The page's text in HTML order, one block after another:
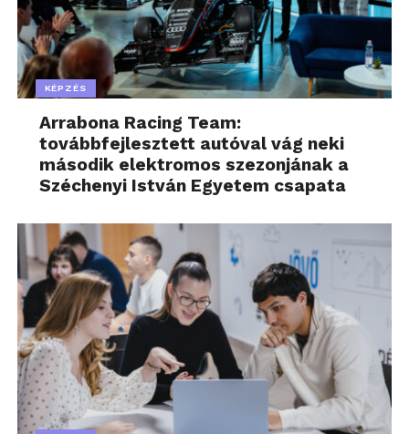
KÉPZÉS
Arrabona Racing Team:
továbbfejlesztett autóval vág neki
második elektromos szezonjának a
Széchenyi István Egyetem csapata